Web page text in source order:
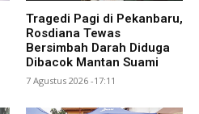
Tragedi Pagi di Pekanbaru,
Rosdiana Tewas
Bersimbah Darah Diduga
Dibacok Mantan Suami
7 Agustus 2026 -17:11